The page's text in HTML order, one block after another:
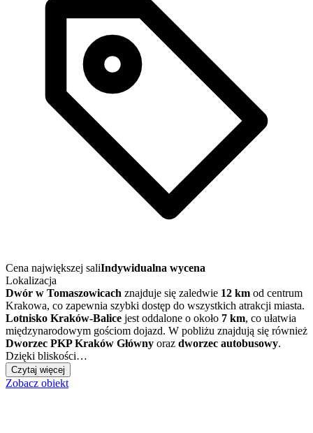
Cena największej saliIndywidualna wycena
Lokalizacja
Dwór w Tomaszowicach znajduje się zaledwie 12 km od centrum
Krakowa, co zapewnia szybki dostęp do wszystkich atrakcji miasta.
Lotnisko Kraków-Balice jest oddalone o około 7 km, co ułatwia
międzynarodowym gościom dojazd. W pobliżu znajdują się również
Dworzec PKP Kraków Główny oraz dworzec autobusowy.
Dzięki bliskości…
Czytaj więcej
Zobacz obiekt